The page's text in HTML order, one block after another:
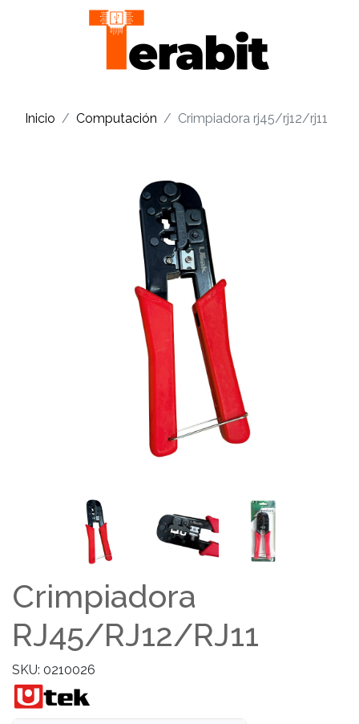
Inicio Computación Crimpiadora rj45/rj12/rj11
Crimpiadora
RJ45/RJ12/RJ11
SKU: 0210026